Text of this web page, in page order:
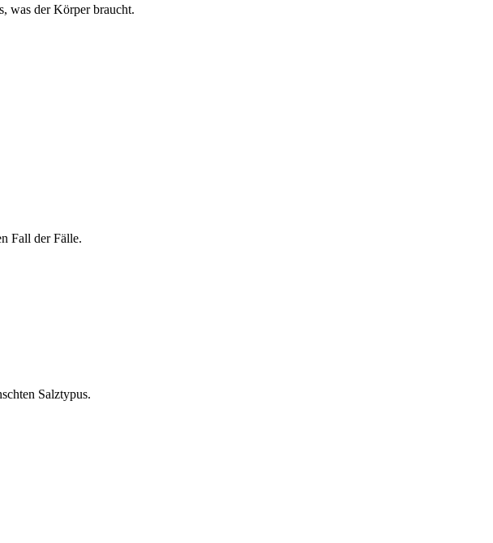
was der Körper braucht.
Fall der Fälle.
Salztypus.